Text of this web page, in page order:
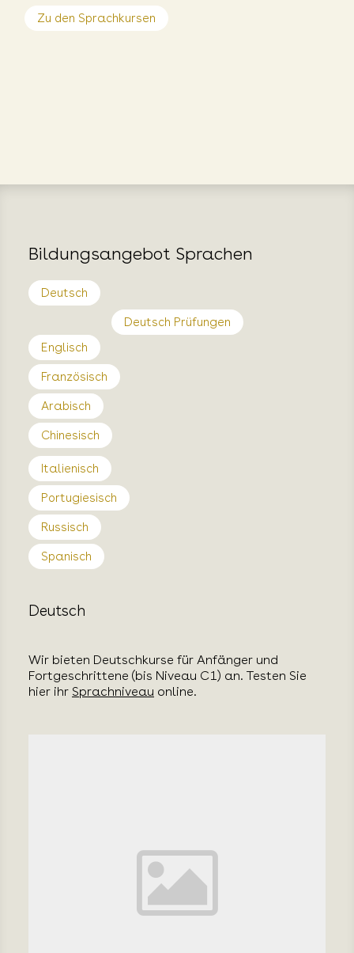
Zu den Sprachkursen
Bildungsangebot Sprachen
Deutsch
Deutsch Prüfungen
Englisch
Französisch
Arabisch
Chinesisch
Italienisch
Portugiesisch
Russisch
Spanisch
Deutsch
Wir bieten Deutschkurse für Anfänger und
Fortgeschrittene (bis Niveau C1) an. Testen Sie
hier ihr Sprachniveau online.